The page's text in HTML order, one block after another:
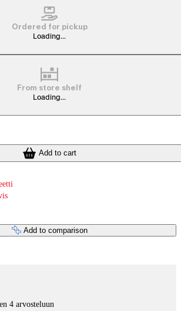
Ordered for pickup
Loading...
From store shelf
Loading...
Add to cart
Add to comparison
4 arvosteluun